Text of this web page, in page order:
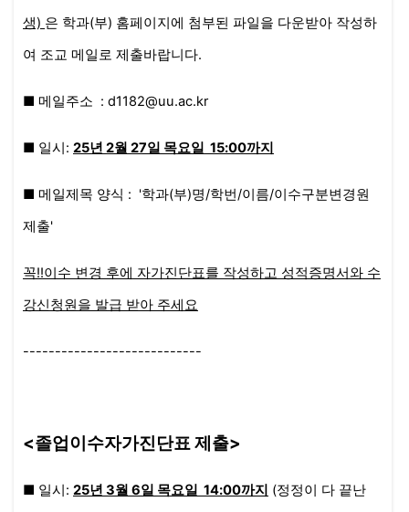
생) 은 학과(부) 홈페이지에 첨부된 파일을 다운받아 작성하
여 조교 메일로 제출바랍니다.
■ 메일주소 : d1182@uu.ac.kr
■ 일시: 25년 2월 27일 목요일 15:00까지
■ 메일제목 양식 : '학과(부)명/학번/이름/이수구분변경원
제출'
꼭!!이수 변경 후에 자가진단표를 작성하고 성적증명서와 수
강신청원을 발급 받아 주세요
----------------------------
<졸업이수자가진단표 제출>
■ 일시: 25년 3월 6일 목요일 14:00까지 (정정이 다 끝난